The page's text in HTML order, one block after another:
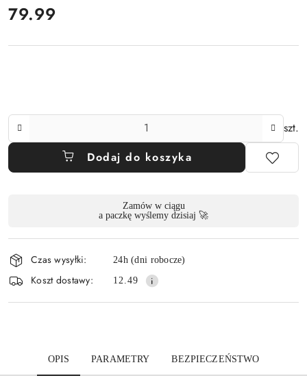
cena:
79.99
szt.
Dodaj do koszyka
dostawa
Zamów w ciągu
a paczkę wyślemy dzisiaj 🚀
Czas wysyłki: 24h (dni robocze)
Koszt dostawy: 12.49
OPIS PARAMETRY BEZPIECZEŃSTWO